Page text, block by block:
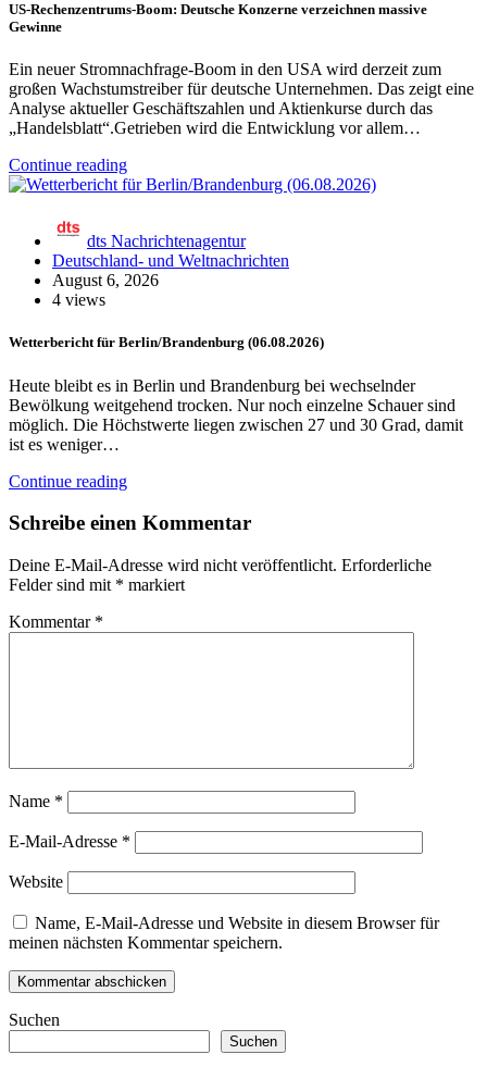
US-Rechenzentrums-Boom: Deutsche Konzerne verzeichnen massive
Gewinne
Ein neuer Stromnachfrage-Boom in den USA wird derzeit zum
großen Wachstumstreiber für deutsche Unternehmen. Das zeigt eine
Analyse aktueller Geschäftszahlen und Aktienkurse durch das
„Handelsblatt“.Getrieben wird die Entwicklung vor allem…
Continue reading
dts Nachrichtenagentur
Deutschland- und Weltnachrichten
August 6, 2026
4 views
Wetterbericht für Berlin/Brandenburg (06.08.2026)
Heute bleibt es in Berlin und Brandenburg bei wechselnder
Bewölkung weitgehend trocken. Nur noch einzelne Schauer sind
möglich. Die Höchstwerte liegen zwischen 27 und 30 Grad, damit
ist es weniger…
Continue reading
Schreibe einen Kommentar
Deine E-Mail-Adresse wird nicht veröffentlicht. Erforderliche
Felder sind mit * markiert
Kommentar *
Name *
E-Mail-Adresse *
Website
Name, E-Mail-Adresse und Website in diesem Browser für
meinen nächsten Kommentar speichern.
Suchen
Suchen